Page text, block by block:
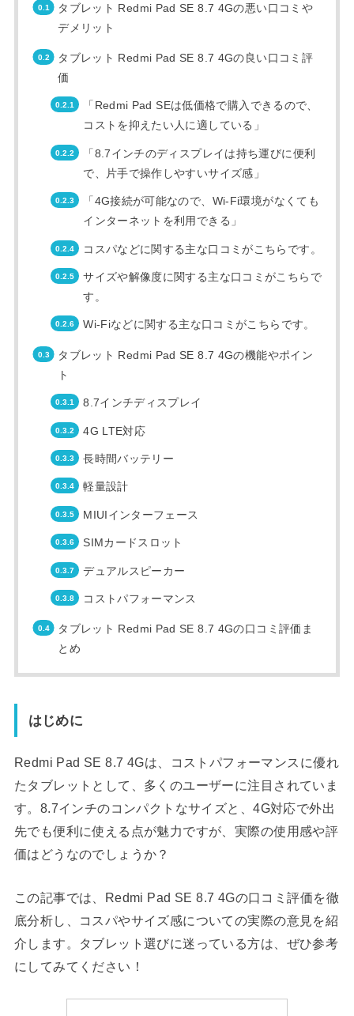
タブレット Redmi Pad SE 8.7 4Gの悪い口コミや
デメリット
タブレット Redmi Pad SE 8.7 4Gの良い口コミ評
価
「Redmi Pad SEは低価格で購入できるので、
コストを抑えたい人に適している」
「8.7インチのディスプレイは持ち運びに便利
で、片手で操作しやすいサイズ感」
「4G接続が可能なので、Wi-Fi環境がなくても
インターネットを利用できる」
コスパなどに関する主な口コミがこちらです。
サイズや解像度に関する主な口コミがこちらで
す。
Wi-Fiなどに関する主な口コミがこちらです。
タブレット Redmi Pad SE 8.7 4Gの機能やポイン
ト
8.7インチディスプレイ
4G LTE対応
長時間バッテリー
軽量設計
MIUIインターフェース
SIMカードスロット
デュアルスピーカー
コストパフォーマンス
タブレット Redmi Pad SE 8.7 4Gの口コミ評価ま
とめ
はじめに
Redmi Pad SE 8.7 4Gは、コストパフォーマンスに優れ
たタブレットとして、多くのユーザーに注目されていま
す。8.7インチのコンパクトなサイズと、4G対応で外出
先でも便利に使える点が魅力ですが、実際の使用感や評
価はどうなのでしょうか？
この記事では、Redmi Pad SE 8.7 4Gの口コミ評価を徹
底分析し、コスパやサイズ感についての実際の意見を紹
介します。タブレット選びに迷っている方は、ぜひ参考
にしてみてください！